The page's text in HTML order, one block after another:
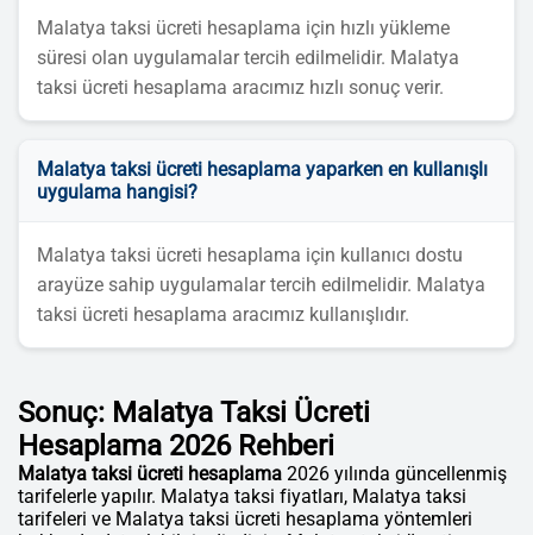
Malatya taksi ücreti hesaplama için hızlı yükleme
süresi olan uygulamalar tercih edilmelidir. Malatya
taksi ücreti hesaplama aracımız hızlı sonuç verir.
Malatya taksi ücreti hesaplama yaparken en kullanışlı
uygulama hangisi?
Malatya taksi ücreti hesaplama için kullanıcı dostu
arayüze sahip uygulamalar tercih edilmelidir. Malatya
taksi ücreti hesaplama aracımız kullanışlıdır.
Sonuç: Malatya Taksi Ücreti
Hesaplama 2026 Rehberi
Malatya taksi ücreti hesaplama 2026 yılında güncellenmiş
tarifelerle yapılır. Malatya taksi fiyatları, Malatya taksi
tarifeleri ve Malatya taksi ücreti hesaplama yöntemleri